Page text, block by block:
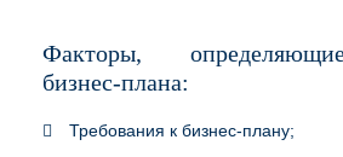
Факторы,
бизнес-плана:
Требования к бизнес-плану;